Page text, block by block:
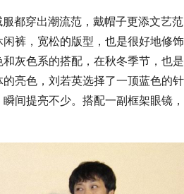
都穿出潮流范，戴帽子更添文艺范
裤，宽松的版型，也是很好地修饰
灰色系的搭配，在秋冬季节，也是
亮色，刘若英选择了一顶蓝色的针
间提亮不少。搭配一副框架眼镜，